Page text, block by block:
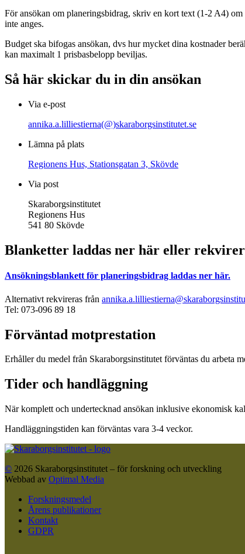
För ansökan om planeringsbidrag, skriv en kort text (1-2 A4)
inte anges.
Budget ska bifogas ansökan, dvs hur mycket dina kostnader
kan maximalt 1 prisbasbelopp beviljas.
Så här skickar du in din ansökan
Via e-post
annika.a.lilliestierna(@)skaraborgsinstitutet.se
Lämna på plats
Regionens Hus, Stationsgatan 3, Skövde
Via post
Skaraborgsinstitutet
Regionens Hus
541 80 Skövde
Blanketter laddas ner här eller
Ansökningsblankett för planeringsbidrag laddas ner här.
Alternativt rekvireras från
Tel: 073-096 89 18
Förväntad motprestation
Erhåller du medel från Skaraborgsinstitutet förväntas du arbeta
Tider och handläggning
När komplett och undertecknad ansökan inklusive ekonomisk
Handläggningstiden kan förväntas vara 3-4 veckor.
© 2026 Skaraborgsinstitutet – för forskning och utveckling
Webbad av Optimal Media
Forskningsmedel
Årens publikationer
Kontakt
GDPR